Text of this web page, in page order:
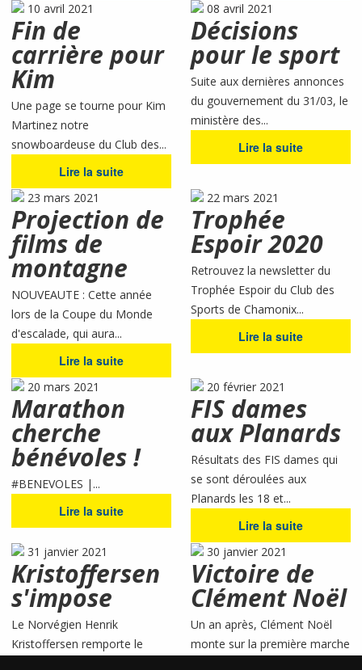
10 avril 2021
Fin de
carrière pour
Kim
Une page se tourne pour Kim
Martinez notre
snowboardeuse du Club des...
Lire la suite
08 avril 2021
Décisions
pour le sport
Suite aux dernières annonces
du gouvernement du 31/03, le
ministère des...
Lire la suite
23 mars 2021
Projection de
films de
montagne
NOUVEAUTE : Cette année
lors de la Coupe du Monde
d'escalade, qui aura...
Lire la suite
22 mars 2021
Trophée
Espoir 2020
Retrouvez la newsletter du
Trophée Espoir du Club des
Sports de Chamonix...
Lire la suite
20 mars 2021
Marathon
cherche
bénévoles !
#BENEVOLES |...
Lire la suite
20 février 2021
FIS dames
aux Planards
Résultats des FIS dames qui
se sont déroulées aux
Planards les 18 et...
Lire la suite
31 janvier 2021
Kristoffersen
s'impose
Le Norvégien Henrik
Kristoffersen remporte le
30 janvier 2021
Victoire de
Clément Noël
Un an après, Clément Noël
monte sur la première marche